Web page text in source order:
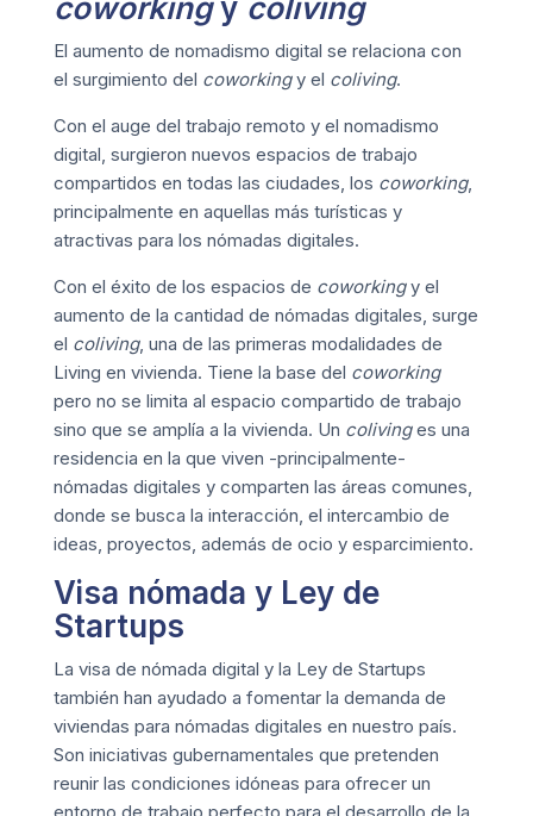
coworkingy coliving
El aumento de nomadismo digital se relaciona con
el surgimiento del coworkingy el coliving.
Con el auge del trabajo remoto y el nomadismo
digital, surgieron nuevos espacios de trabajo
compartidos en todas las ciudades, los coworking,
principalmente en aquellas más turísticas y
atractivas para los nómadas digitales.
Con el éxito de los espacios de coworkingy el
aumento de la cantidad de nómadas digitales, surge
el coliving, una de las primeras modalidades de
Living en vivienda. Tiene la base del coworking
pero no se limita al espacio compartido de trabajo
sino que se amplía a la vivienda. Un colivinges una
residencia en la que viven -principalmente-
nómadas digitales y comparten las áreas comunes,
donde se busca la interacción, el intercambio de
ideas, proyectos, además de ocio y esparcimiento.
Visa nómada y Ley de
Startups
La visa de nómada digital y la Ley de Startups
también han ayudado a fomentar la demanda de
viviendas para nómadas digitales en nuestro país.
Son iniciativas gubernamentales que pretenden
reunir las condiciones idóneas para ofrecer un